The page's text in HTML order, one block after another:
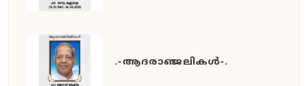
.-ആദരാഞ്ജലികൾ-.